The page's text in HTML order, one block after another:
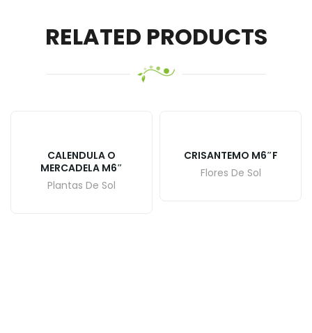
RELATED PRODUCTS
CALENDULA O
MERCADELA M6″
Plantas De Sol
CRISANTEMO M6″F
Flores De Sol